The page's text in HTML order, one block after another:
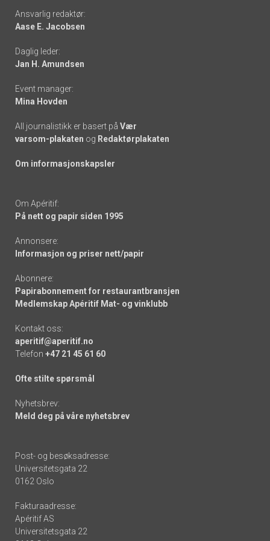
Footer
-
links
Ansvarlig redaktør:
Aase E. Jacobsen
Daglig leder:
Jan H. Amundsen
Event manager:
Mina Hovden
All journalistikk er basert på Vær
varsom-plakaten og Redaktørplakaten
Om informasjonskapsler
Om Apéritif:
På nett og papir siden 1995
Annonsere:
Informasjon og priser nett/papir
Abonnere:
Papirabonnement for restaurantbransjen
Medlemskap Apéritif Mat- og vinklubb
Kontakt oss:
aperitif@aperitif.no
Telefon +47 21 45 61 60
Ofte stilte spørsmål
Nyhetsbrev:
Meld deg på våre nyhetsbrev
Post- og besøksadresse:
Universitetsgata 22
0162 Oslo
Fakturaadresse:
Apéritif AS
Universitetsgata 22